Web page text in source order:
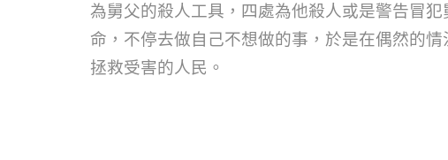
為舅父的殺人工具，四處為他殺人或是警告冒
命，不停去做自己不想做的事，於是在偶然的
拯救受害的人民。